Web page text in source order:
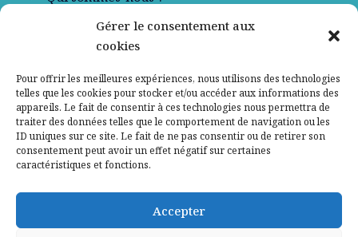
Gérer le consentement aux
cookies
Pour offrir les meilleures expériences, nous utilisons des technologies
telles que les cookies pour stocker et/ou accéder aux informations des
appareils. Le fait de consentir à ces technologies nous permettra de
traiter des données telles que le comportement de navigation ou les
ID uniques sur ce site. Le fait de ne pas consentir ou de retirer son
consentement peut avoir un effet négatif sur certaines
caractéristiques et fonctions.
Accepter
Contactez-nous
Mentions légales
Politique de confidentialité